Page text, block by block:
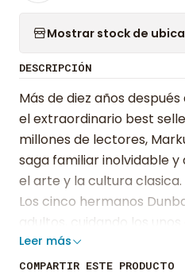
Mostrar stock de
DESCRIPCIÓN
Más de diez años
el extraordinario best
millones de lectores,
saga familiar inolvidable
el arte y la cultura clasica.
Los cinco hermanos
adultos, cuidando los
por sobrevivir en un
abandonado, hasta que
Leer más
COMPARTIR ESTE PRODUCTO